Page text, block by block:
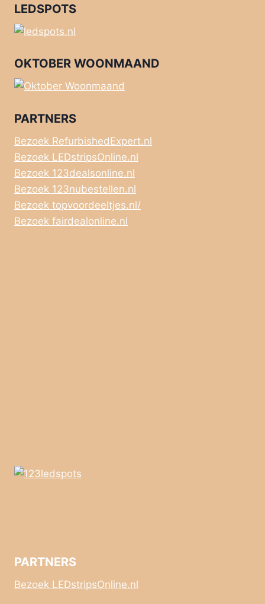
LEDSPOTS
OKTOBER WOONMAAND
PARTNERS
Bezoek RefurbishedExpert.nl
Bezoek LEDstripsOnline.nl
Bezoek 123dealsonline.nl
Bezoek 123nubestellen.nl
Bezoek topvoordeeltjes.nl/
Bezoek fairdealonline.nl
PARTNERS
Bezoek LEDstripsOnline.nl